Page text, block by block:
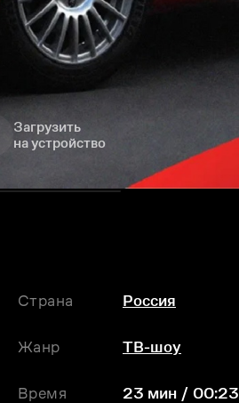
Загрузить
на устройство
Страна Россия
Жанр ТВ-шоу
Время 23 мин / 00:23